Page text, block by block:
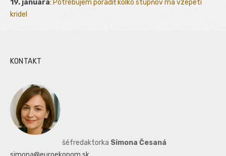
19. januára: Potrebujem poradiť kolko stupňov ma vzepetí
kridel
KONTAKT
šéfredaktorka Simona Česaná